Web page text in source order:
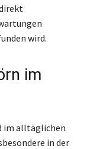
wird.
im
im alltäglichen
in der